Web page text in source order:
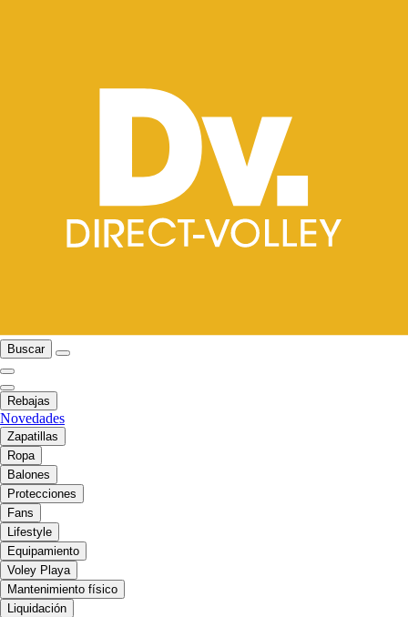
Buscar
Rebajas
Novedades
Zapatillas
Ropa
Balones
Protecciones
Fans
Lifestyle
Equipamiento
Voley Playa
Mantenimiento físico
Liquidación